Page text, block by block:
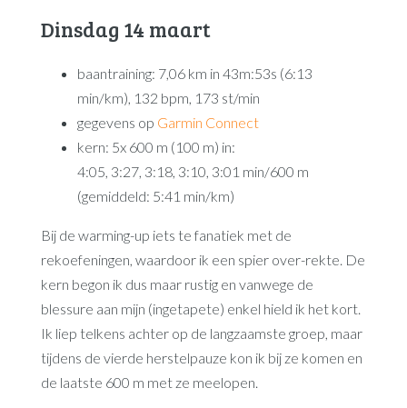
Dinsdag 14 maart
baantraining: 7,06 km in 43m:53s (6:13
min/km), 132 bpm, 173 st/min
gegevens op Garmin Connect
kern: 5x 600 m (100 m) in:
4:05, 3:27, 3:18, 3:10, 3:01 min/600 m
(gemiddeld: 5:41 min/km)
Bij de warming-up iets te fanatiek met de
rekoefeningen, waardoor ik een spier over-rekte. De
kern begon ik dus maar rustig en vanwege de
blessure aan mijn (ingetapete) enkel hield ik het kort.
Ik liep telkens achter op de langzaamste groep, maar
tijdens de vierde herstelpauze kon ik bij ze komen en
de laatste 600 m met ze meelopen.